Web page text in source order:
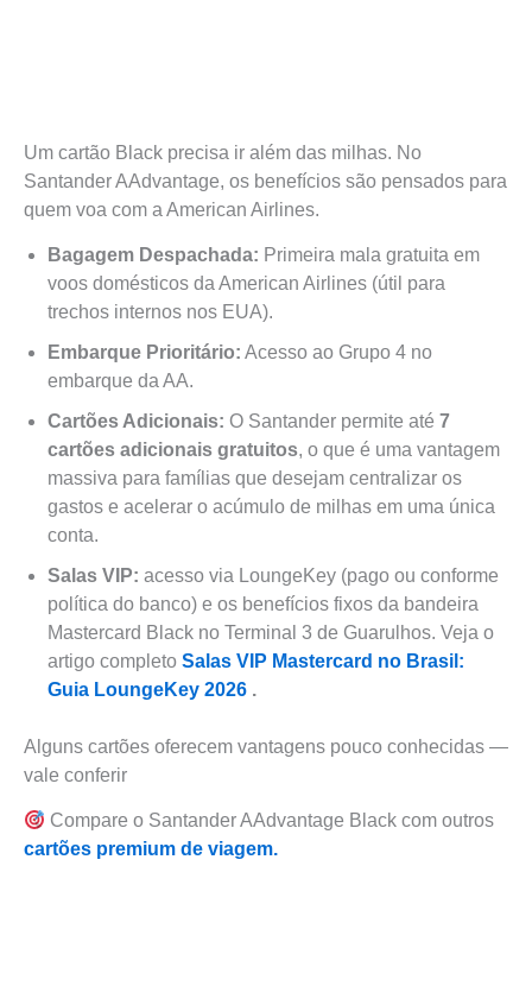
Um cartão Black precisa ir além das milhas. No
Santander AAdvantage, os benefícios são pensados para
quem voa com a American Airlines.
Bagagem Despachada: Primeira mala gratuita em
voos domésticos da American Airlines (útil para
trechos internos nos EUA).
Embarque Prioritário: Acesso ao Grupo 4 no
embarque da AA.
Cartões Adicionais: O Santander permite até 7
cartões adicionais gratuitos, o que é uma vantagem
massiva para famílias que desejam centralizar os
gastos e acelerar o acúmulo de milhas em uma única
conta.
Salas VIP: acesso via LoungeKey (pago ou conforme
política do banco) e os benefícios fixos da bandeira
Mastercard Black no Terminal 3 de Guarulhos. Veja o
artigo completo Salas VIP Mastercard no Brasil:
Guia LoungeKey 2026 .
Alguns cartões oferecem vantagens pouco conhecidas —
vale conferir
Compare o Santander AAdvantage Black com outros
cartões premium de viagem.